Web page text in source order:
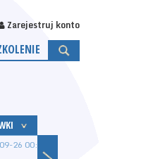
Zarejestruj konto
26 00:00